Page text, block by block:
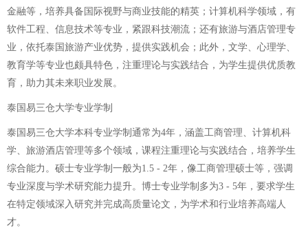
金融等，培养具备国际视野与商业技能的精英；计算机科学领域，有
软件工程、信息技术等专业，紧跟科技潮流；还有旅游与酒店管理专
业，依托泰国旅游产业优势，提供实践机会；此外，文学、心理学、
教育学等专业也颇具特色，注重理论与实践结合，为学生提供优质教
育，助力其未来职业发展。
泰国易三仓大学专业学制
泰国易三仓大学本科专业学制通常为4年，涵盖工商管理、计算机科
学、旅游酒店管理等多个领域，课程注重理论与实践结合，培养学生
综合能力。硕士专业学制一般为1.5 - 2年，像工商管理硕士等，强调
专业深度与学术研究能力提升。博士专业学制多为3 - 5年，要求学生
在特定领域深入研究并完成高质量论文，为学术和行业培养高端人
才。